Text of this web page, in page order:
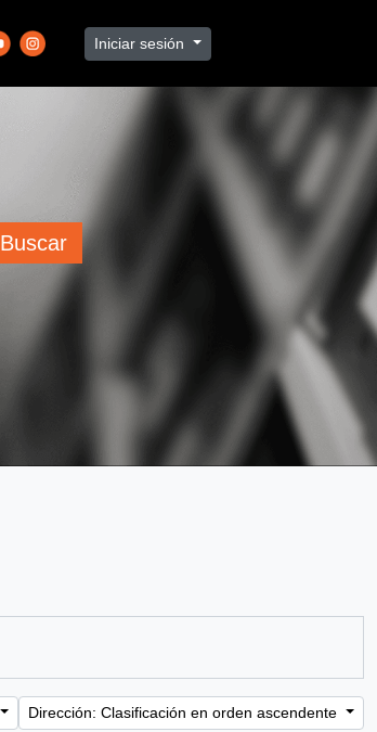
Iniciar sesión
Buscar
Dirección: Clasificación en orden ascendente